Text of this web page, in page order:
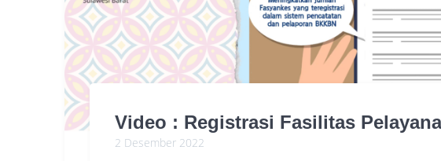
Video : Registrasi Fasilitas
2 Desember 2022